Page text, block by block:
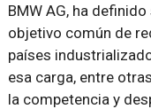
BMW AG, ha
objetivo común de
países
esa carga, entre
la competencia y